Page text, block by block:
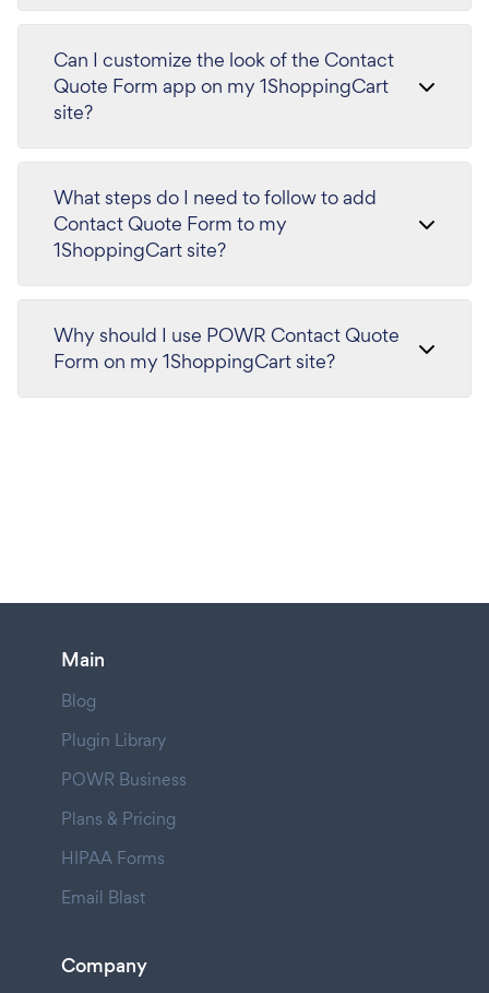
Can I customize the look of the Contact
Quote Form app on my 1ShoppingCart
site?
What steps do I need to follow to add
Contact Quote Form to my
1ShoppingCart site?
Why should I use POWR Contact Quote
Form on my 1ShoppingCart site?
Main
Blog
Plugin Library
POWR Business
Plans & Pricing
HIPAA Forms
Email Blast
Company